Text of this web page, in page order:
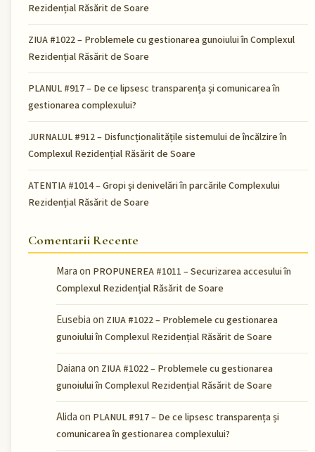
Rezidențial Răsărit de Soare
ZIUA #1022 – Problemele cu gestionarea gunoiului în Complexul
Rezidențial Răsărit de Soare
PLANUL #917 – De ce lipsesc transparența și comunicarea în
gestionarea complexului?
JURNALUL #912 – Disfuncționalitățile sistemului de încălzire în
Complexul Rezidențial Răsărit de Soare
ATENTIA #1014 – Gropi și denivelări în parcările Complexului
Rezidențial Răsărit de Soare
Comentarii Recente
Maraon PROPUNEREA #1011 – Securizarea accesului în
Complexul Rezidențial Răsărit de Soare
Eusebiaon ZIUA #1022 – Problemele cu gestionarea
gunoiului în Complexul Rezidențial Răsărit de Soare
Daianaon ZIUA #1022 – Problemele cu gestionarea
gunoiului în Complexul Rezidențial Răsărit de Soare
Alidaon PLANUL #917 – De ce lipsesc transparența și
comunicarea în gestionarea complexului?